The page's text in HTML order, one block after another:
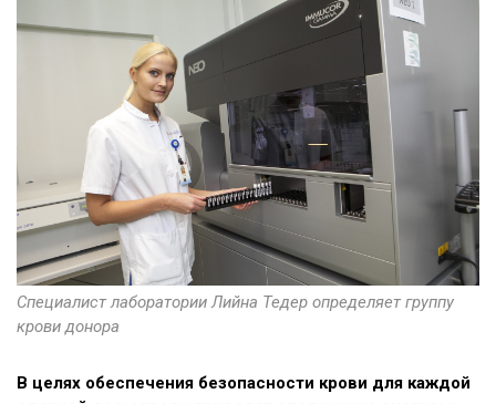
Специалист лаборатории Лийна Тедер определяет группу
крови донора
В целях обеспечения безопасности крови для каждой